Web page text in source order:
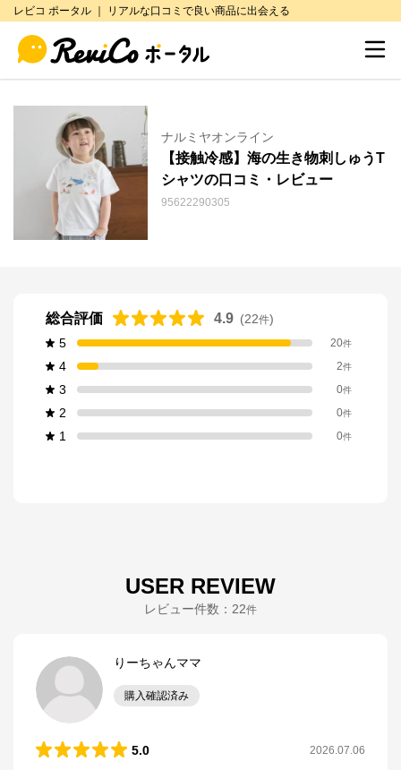
レビコ ポータル ｜ リアルな口コミで良い商品に出会える
ナルミヤオンライン
【接触冷感】海の生き物刺しゅうT
シャツの口コミ・レビュー
95622290305
総合評価 4.9 (22件)
5
20件
4 2件
3 0件
2 0件
1 0件
USER REVIEW
レビュー件数： 22件
りーちゃんママ
購入確認済み
5.0 2026.07.06